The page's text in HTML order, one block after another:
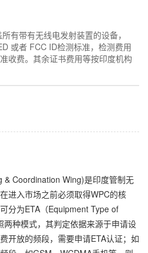
有带有无线电发射装置的设备，
或者 FCC ID检测标准，检测费用
收费。其余证书费用等按印度机构
& Coordination Wing)是印度管制无
进入市场之前必须取得WPC的核
分为ETA（Equipment Type of
种模式，其判定依据来源于申请设
开放的频段，需要申请ETA认证；如